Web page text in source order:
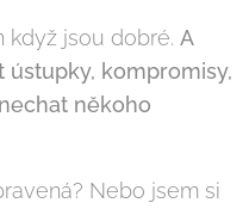
když jsou dobré. A
kompromisy,
někoho
Nebo jsem si